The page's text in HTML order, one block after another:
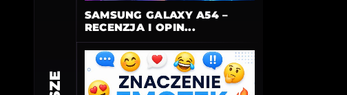
SAMSUNG GALAXY A54 –
RECENZJA I OPIN...